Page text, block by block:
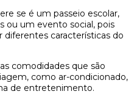
se é um passeio escolar,
ou um evento social, pois
diferentes características do
comodidades que são
como ar-condicionado,
de entretenimento.